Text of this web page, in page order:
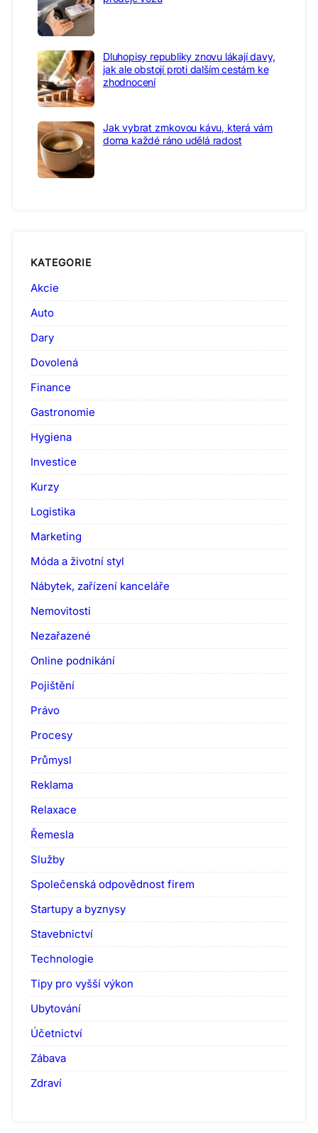
Dluhopisy republiky znovu lákají davy,
jak ale obstojí proti dalším cestám ke
zhodnocení
Jak vybrat zrnkovou kávu, která vám
doma každé ráno udělá radost
KATEGORIE
Akcie
Auto
Dary
Dovolená
Finance
Gastronomie
Hygiena
Investice
Kurzy
Logistika
Marketing
Móda a životní styl
Nábytek, zařízení kanceláře
Nemovitosti
Nezařazené
Online podnikání
Pojištění
Právo
Procesy
Průmysl
Reklama
Relaxace
Řemesla
Služby
Společenská odpovědnost firem
Startupy a byznysy
Stavebnictví
Technologie
Tipy pro vyšší výkon
Ubytování
Účetnictví
Zábava
Zdraví